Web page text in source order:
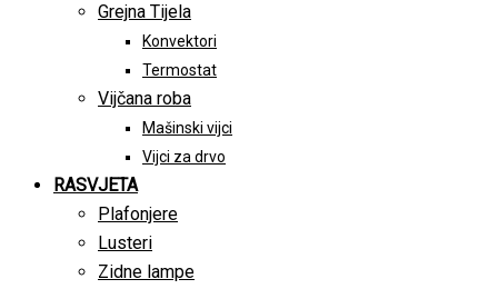
Grejna Tijela
Konvektori
Termostat
Vijčana roba
Mašinski vijci
Vijci za drvo
RASVJETA
Plafonjere
Lusteri
Zidne lampe